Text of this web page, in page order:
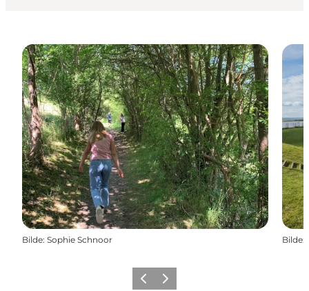
Bilde: Sophie Schnoor Bilde:
ForrigeNeste